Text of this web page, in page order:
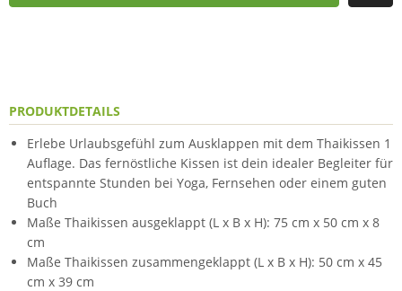
PRODUKTDETAILS
Erlebe Urlaubsgefühl zum Ausklappen mit dem Thaikissen 1
Auflage. Das fernöstliche Kissen ist dein idealer Begleiter für
entspannte Stunden bei Yoga, Fernsehen oder einem guten
Buch
Maße Thaikissen ausgeklappt (L x B x H): 75 cm x 50 cm x 8
cm
Maße Thaikissen zusammengeklappt (L x B x H): 50 cm x 45
cm x 39 cm